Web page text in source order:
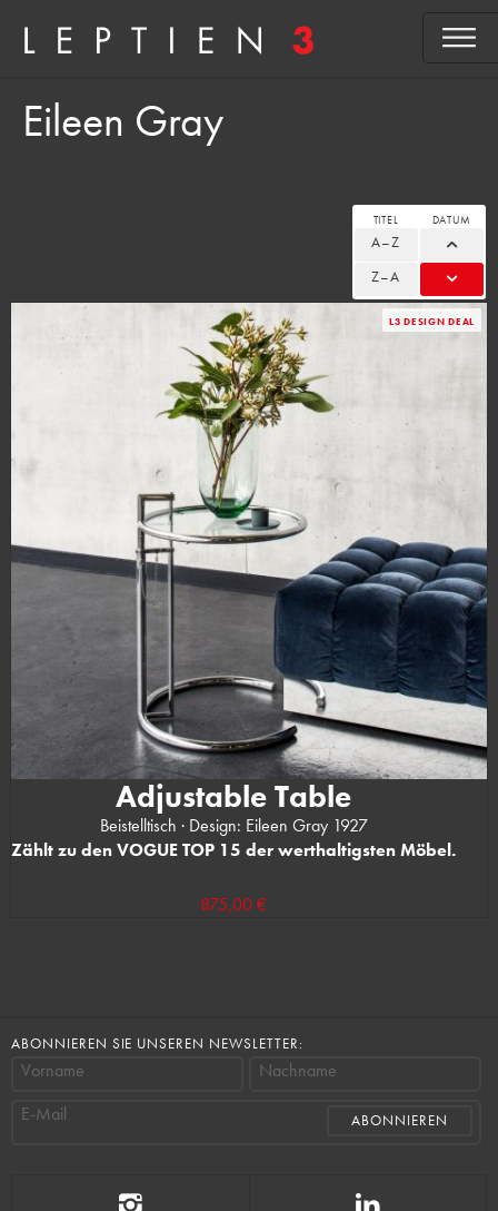
Eileen Gray
TITEL
A–Z
Z–A
DATUM
L3 DESIGN DEAL
Adjustable Table
Beistelltisch · Design: Eileen Gray 1927
Zählt zu den VOGUE TOP 15 der werthaltigsten Möbel.
875,00 €
ABONNIEREN SIE UNSEREN NEWSLETTER:
Vorname
Nachname
E-Mail